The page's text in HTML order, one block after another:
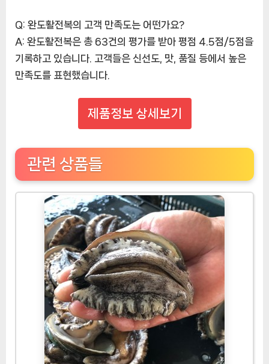
Q: 완도활전복의 고객 만족도는 어떤가요?
A: 완도활전복은 총 63건의 평가를 받아 평점 4.5점/5점을
기록하고 있습니다. 고객들은 신선도, 맛, 품질 등에서 높은
만족도를 표현했습니다.
제품정보 상세보기
관련 상품들